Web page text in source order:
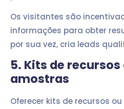
Os visitantes são
informações para obter
por sua vez, cria leads
5. Kits de
amostras
Oferecer kits de recursos